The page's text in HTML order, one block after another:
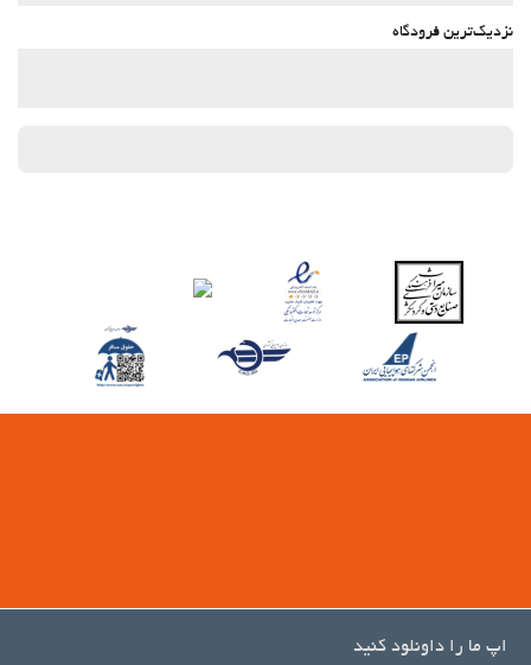
نزدیک‌ترین فرودگاه
اپ ما را داونلود کنید